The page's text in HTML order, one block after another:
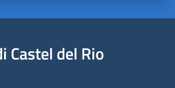
Castel del Rio